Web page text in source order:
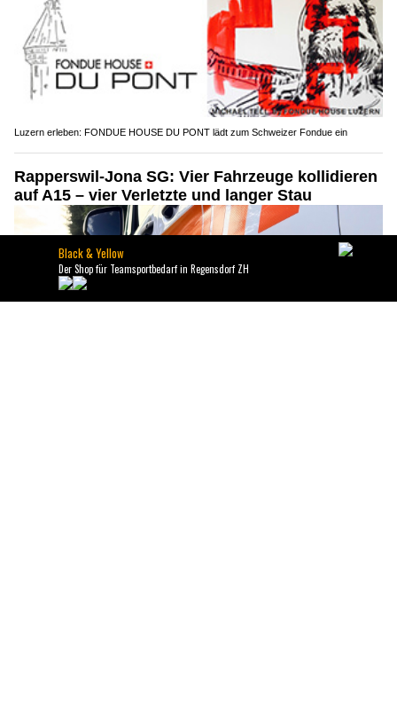
Luzern erleben: FONDUE HOUSE DU PONT lädt zum Schweizer Fondue ein
Rapperswil-Jona SG: Vier Fahrzeuge kollidieren
auf A15 – vier Verletzte und langer Stau